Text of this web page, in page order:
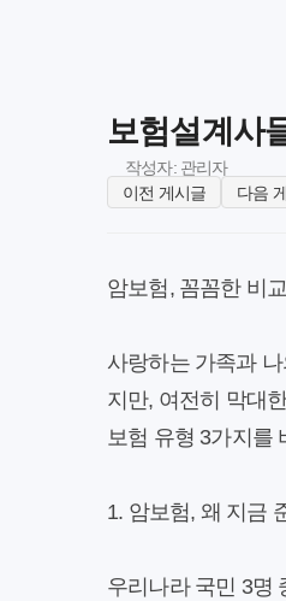
보험설계사
작성자: 관리자
이전 게시글
다음
암보험, 꼼꼼한 비
사랑하는 가족과
지만, 여전히 막대
보험 유형 3가지를
1. 암보험, 왜 지금
우리나라 국민 3명